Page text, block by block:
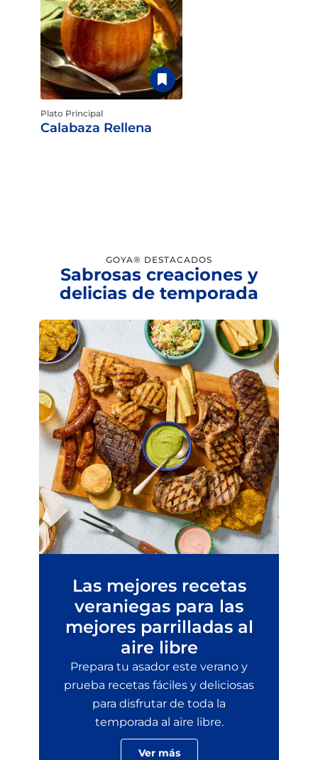
Plato Principal
Calabaza Rellena
GOYA® DESTACADOS
Sabrosas creaciones y
delicias de temporada
Las mejores recetas
veraniegas para las
mejores parrilladas al
aire libre
Prepara tu asador este verano y
prueba recetas fáciles y deliciosas
para disfrutar de toda la
temporada al aire libre.
Ver más